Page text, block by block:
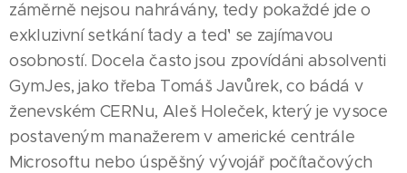
záměrně nejsou nahrávány, tedy pokaždé jde o
exkluzivní setkání ´tady a teď' se zajímavou
osobností. Docela často jsou zpovídáni absolventi
GymJes, jako třeba Tomáš Javůrek, co bádá v
ženevském CERNu, Aleš Holeček, který je vysoce
postaveným manažerem v americké centrále
Microsoftu nebo úspěšný vývojář počítačových